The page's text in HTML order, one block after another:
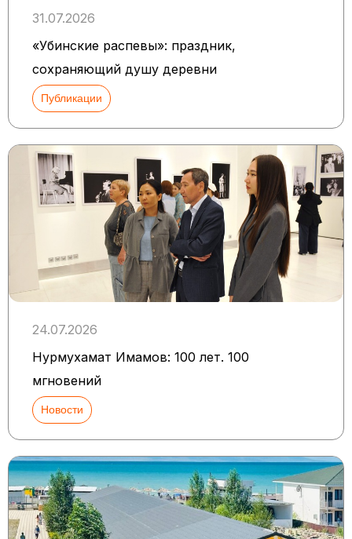
31.07.2026
«Убинские распевы»: праздник,
сохраняющий душу деревни
Публикации
24.07.2026
Нурмухамат Имамов: 100 лет. 100
мгновений
Новости